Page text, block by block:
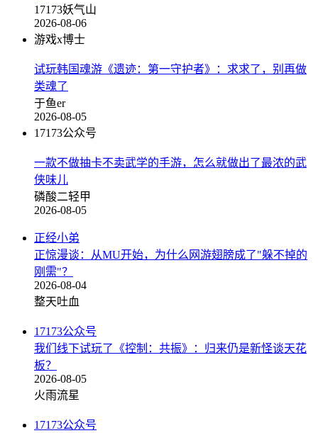
17173妖气山
2026-08-06
游戏x博士
试玩韩国魂游《遗迹：第一守护者》：求求了，别再做
类魂了
于鱼er
2026-08-05
17173公众号
一款不做抽卡不卖武学的手游，怎么就做出了最浓的武
侠味儿
磷酸二轻甲
2026-08-05
正经小弟
正惊漫谈：从MU开始，为什么网游翅膀成了"躲不掉的
刚需"？
2026-08-04
整天吐血
17173公众号
我们线下试玩了《控制：共振》：归来仍是新怪谈天花
板？
2026-08-05
火雨流星
17173公众号